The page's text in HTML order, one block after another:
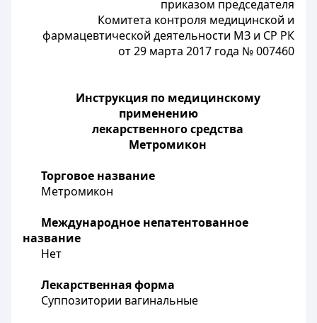
приказом председателя
Комитета контроля медицинской и
фармацевтической деятельности МЗ и СР РК
от 29 марта 2017 года № 007460
Инструкция по медицинскому
применению
лекарственного средства
Метромикон
Торговое название
Метромикон
Международное непатентованное
название
Нет
Лекарственная форма
Суппозитории вагинальные